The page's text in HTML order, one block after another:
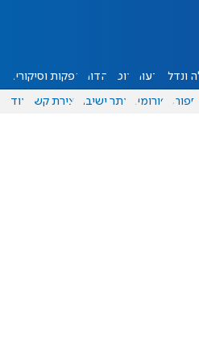
ונדל"ן דעות אוכל יהדות הפקות וסיקורים
ספורט פורומים אתר ישיבה יצירת קשר עוד